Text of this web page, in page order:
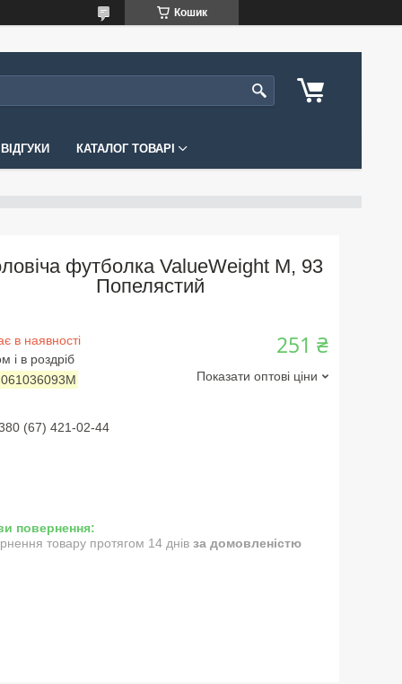
Кошик
ВІДГУКИ КАТАЛОГ ТОВАРІ
футболка ValueWeight M, 93
Попелястий
в наявності
і в роздріб
061036093M
251 ₴
Показати оптові ціни
(67) 421-02-44
товару протягом 14 днів за домовленістю